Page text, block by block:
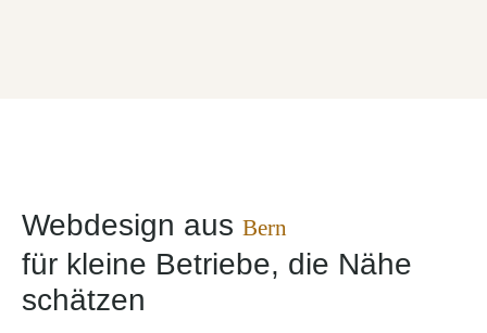
Webdesign aus Bern
für kleine Betriebe, die Nähe
schätzen